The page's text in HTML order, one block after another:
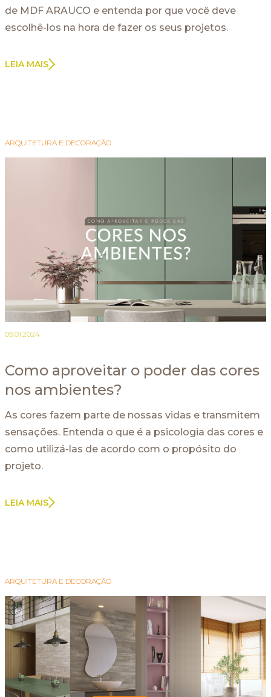
de MDF ARAUCO e entenda por que você deve
escolhê-los na hora de fazer os seus projetos.
LEIA MAIS
ARQUITETURA E DECORAÇÃO
09.01.2024
Como aproveitar o poder das cores
nos ambientes?
As cores fazem parte de nossas vidas e transmitem
sensações. Entenda o que é a psicologia das cores e
como utilizá-las de acordo com o propósito do
projeto.
LEIA MAIS
ARQUITETURA E DECORAÇÃO